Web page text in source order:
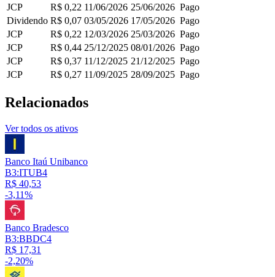
JCP
R$ 0,22 11/06/2026 25/06/2026 Pago
Dividendo R$ 0,07 03/05/2026 17/05/2026 Pago
JCP
R$ 0,22 12/03/2026 25/03/2026 Pago
JCP
R$ 0,44 25/12/2025 08/01/2026 Pago
JCP
R$ 0,37 11/12/2025 21/12/2025 Pago
JCP
R$ 0,27 11/09/2025 28/09/2025 Pago
Relacionados
Ver todos os ativos
Banco Itaú Unibanco
B3:ITUB4
R$ 40,53
-3,11%
Banco Bradesco
B3:BBDC4
R$ 17,31
-2,20%